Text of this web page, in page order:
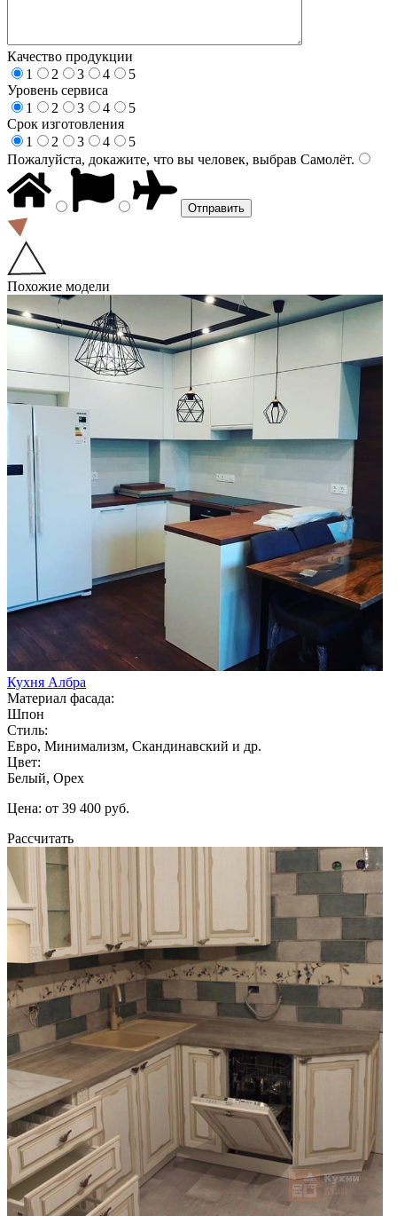
Качество продукции
1
2 3 4
5
Уровень сервиса
1
2 3 4
5
Срок изготовления
1
2 3 4
5
Пожалуйста, докажите, что вы человек, выбрав Самолёт.
Похожие модели
Кухня Албра
Материал фасада:
Шпон
Стиль:
Евро, Минимализм, Скандинавский и др.
Цвет:
Белый, Орех
Цена: от 39 400 руб.
Рассчитать